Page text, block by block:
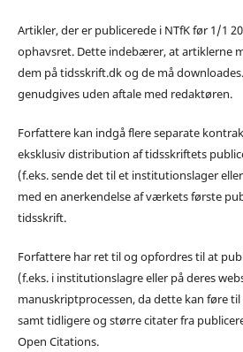
Artikler, der er publicerede i NTfK før 1/1
ophavsret. Dette indebærer, at artiklerne
dem på tidsskrift.dk og de må
genudgives uden aftale med redaktøren.
Forfattere kan indgå flere separate
eksklusiv distribution af tidsskriftets
(f.eks. sende det til et institutionslager
med en anerkendelse af værkets første
tidsskrift.
Forfattere har ret til og opfordres til at
(f.eks. i institutionslagre eller på deres
manuskriptprocessen, da dette kan føre
samt tidligere og større citater fra
Open Citations.